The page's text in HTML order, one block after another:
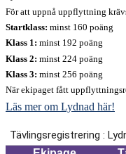
För att uppnå uppflyttning
Startklass: minst 160 poäng
Klass 1: minst 192 poäng
Klass 2: minst 224 poäng
Klass 3: minst 256 poäng
När ekipaget fått
Läs mer om Lydnad här!